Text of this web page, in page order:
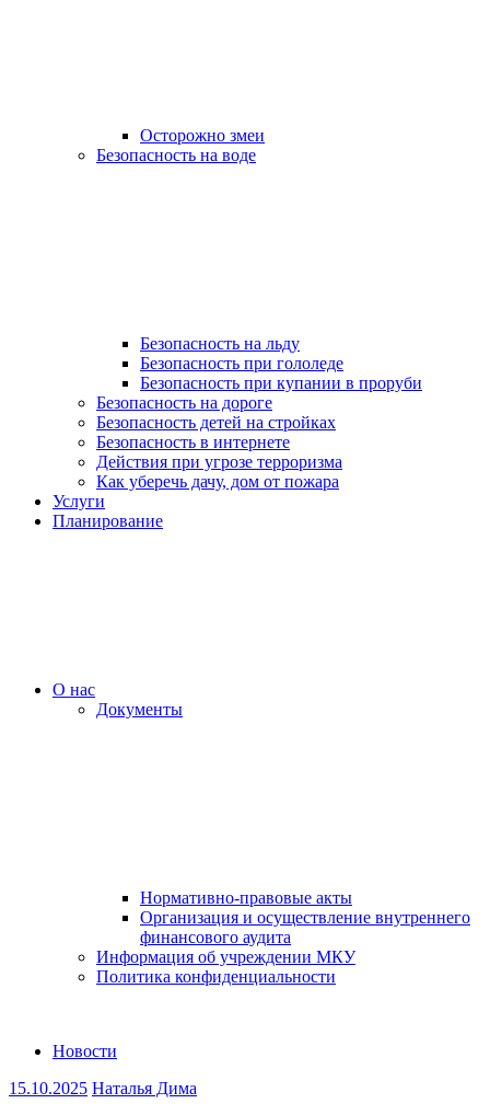
Осторожно змеи
Безопасность на воде
Безопасность на льду
Безопасность при гололеде
Безопасность при купании в проруби
Безопасность на дороге
Безопасность детей на стройках
Безопасность в интернете
Действия при угрозе терроризма
Как уберечь дачу, дом от пожара
Услуги
Планирование
О нас
Документы
Нормативно-правовые акты
Организация и осуществление внутреннего
финансового аудита
Информация об учреждении МКУ
Политика конфиденциальности
Новости
15.10.2025 Наталья Дима